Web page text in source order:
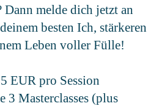
Dann melde dich jetzt an
besten Ich, stärkeren
Leben voller Fülle!
EUR pro Session
Masterclasses (plus